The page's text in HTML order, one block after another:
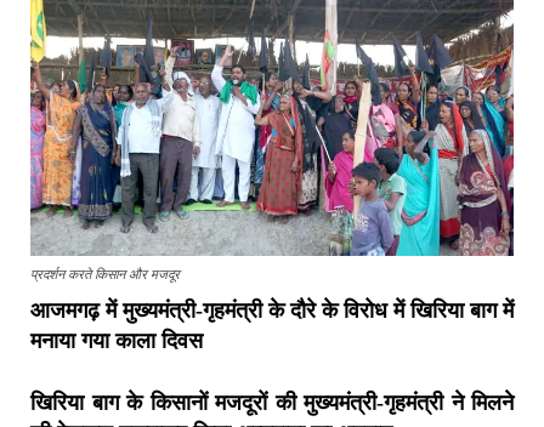
प्रदर्शन करते किसान और मजदूर
आजमगढ़ में मुख्यमंत्री-गृहमंत्री के दौरे के विरोध में खिरिया बाग में
मनाया गया काला दिवस
खिरिया बाग के किसानों मजदूरों की मुख्यमंत्री-गृहमंत्री ने मिलने